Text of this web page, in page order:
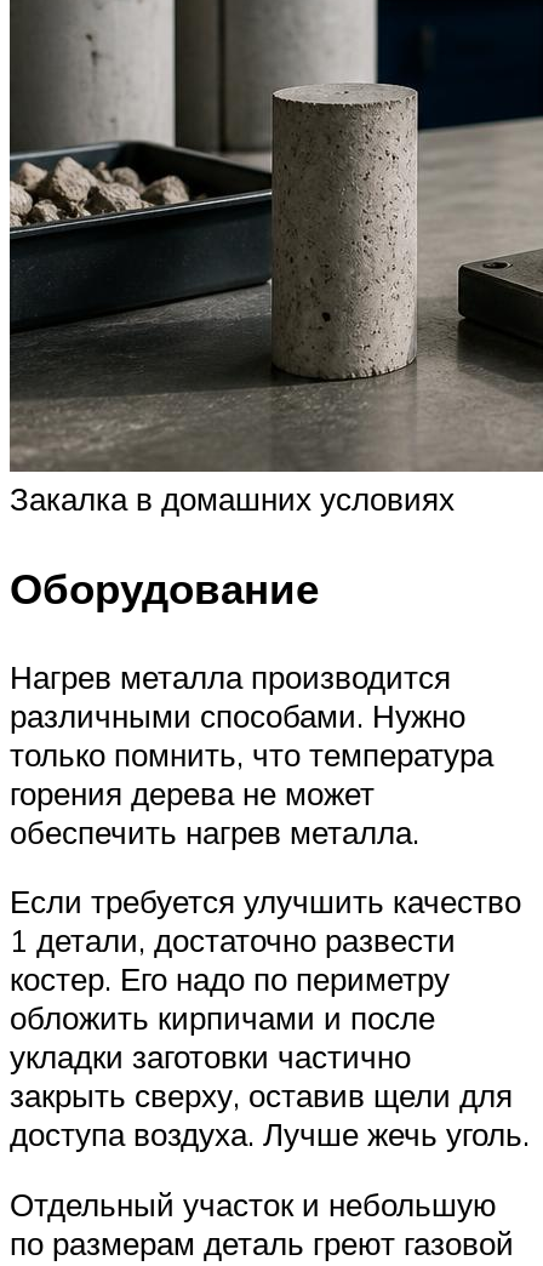
Закалка в домашних условиях
Оборудование
Нагрев металла производится
различными способами. Нужно
только помнить, что температура
горения дерева не может
обеспечить нагрев металла.
Если требуется улучшить качество
1 детали, достаточно развести
костер. Его надо по периметру
обложить кирпичами и после
укладки заготовки частично
закрыть сверху, оставив щели для
доступа воздуха. Лучше жечь уголь.
Отдельный участок и небольшую
по размерам деталь греют газовой